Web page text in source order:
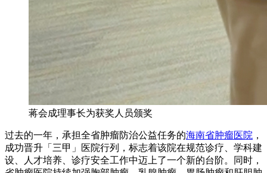
蒋会成理事长为获奖人员颁奖
过去的一年，承担全省肿瘤防治公益任务的海南省肿瘤医院 ，
成功晋升「三甲」医院行列，标志着该院在规范诊疗、学科建
设、人才培养、诊疗安全工作中迈上了一个新的台阶。同时，